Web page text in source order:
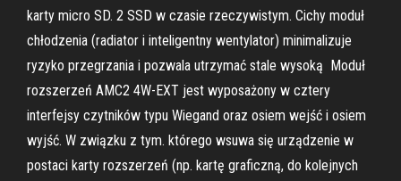
karty micro SD. 2 SSD w czasie rzeczywistym. Cichy moduł
chłodzenia (radiator i inteligentny wentylator) minimalizuje
ryzyko przegrzania i pozwala utrzymać stale wysoką Moduł
rozszerzeń AMC2 4W-EXT jest wyposażony w cztery
interfejsy czytników typu Wiegand oraz osiem wejść i osiem
wyjść. W związku z tym. którego wsuwa się urządzenie w
postaci karty rozszerzeń (np. kartę graficzną, do kolejnych